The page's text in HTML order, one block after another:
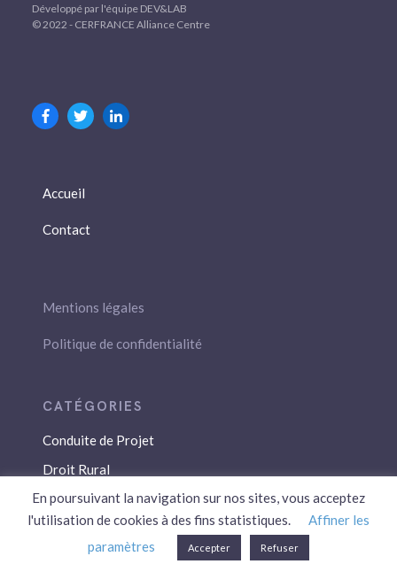
Développé par l'équipe DEV&LAB
© 2022 - CERFRANCE Alliance Centre
Accueil
Contact
Mentions légales
Politique de confidentialité
Conduite de Projet
Droit Rural
Droit Social
Économie / Gestion
Environnement
En poursuivant la navigation sur nos sites, vous acceptez
l'utilisation de cookies à des fins statistiques.
Affiner les
paramètres
Accepter Refuser